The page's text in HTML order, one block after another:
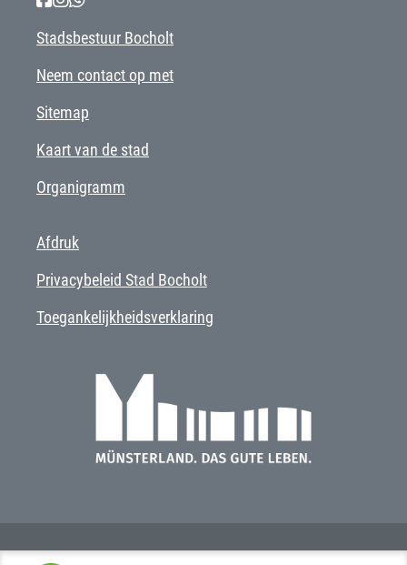
Stadsbestuur Bocholt
Neem contact op met
Sitemap
Kaart van de stad
Organigramm
Afdruk
Privacybeleid Stad Bocholt
Toegankelijkheidsverklaring